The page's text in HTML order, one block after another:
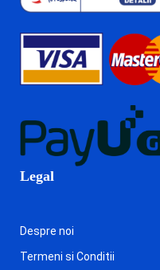
Legal
Despre noi
Termeni si Conditii